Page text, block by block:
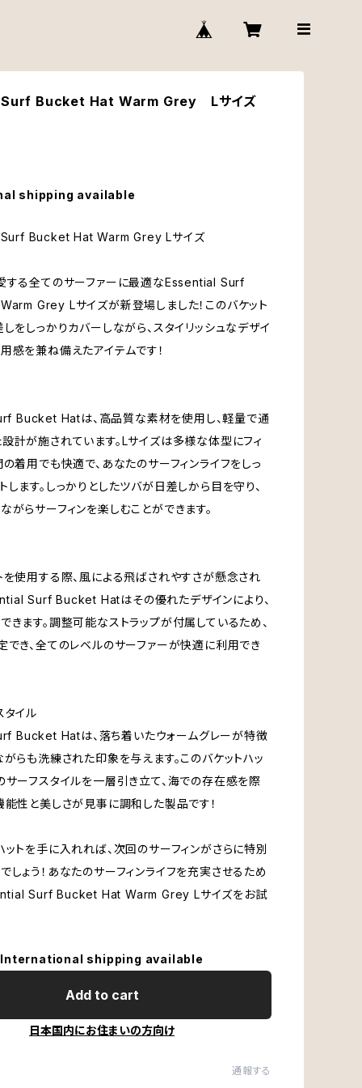
Bucket Hat Warm Grey Lサイズ
shipping available
Bucket Hat Warm Grey Lサイズ
する全てのサーファーに最適なEssential Surf
Grey Lサイズが新登場しました！このバケット
しをしっかりカバーしながら、スタイリッシュなデザイ
感を兼ね備えたアイテムです！
Bucket Hatは、高品質な素材を使用し、軽量で通
計が施されています。Lサイズは多様な体型にフィ
の着用でも快適で、あなたのサーフィンライフをしっ
します。しっかりとしたツバが日差しから目を守り、
がらサーフィンを楽しむことができます。
を使用する際、風による飛ばされやすさが懸念され
Surf Bucket Hatはその優れたデザインにより、
きます。調整可能なストラップが付属しているため、
でき、全てのレベルのサーファーが快適に利用でき
タイル
Bucket Hatは、落ち着いたウォームグレーが特徴
がらも洗練された印象を与えます。このバケットハッ
サーフスタイルを一層引き立て、海での存在感を際
能性と美しさが見事に調和した製品です！
ットを手に入れれば、次回のサーフィンがさらに特別
しょう！あなたのサーフィンライフを充実させるため
Surf Bucket Hat Warm Grey Lサイズをお試
International shipping available
Add to cart
日本国内にお住まいの方向け
通報する